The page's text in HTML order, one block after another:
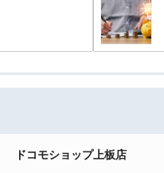
ドコモショップ上板店